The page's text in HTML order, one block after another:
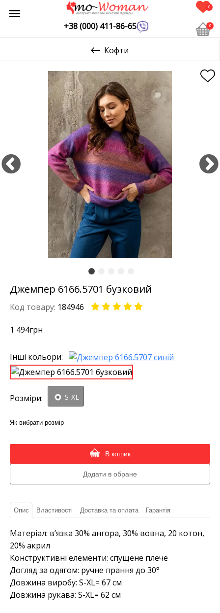
+38 (000) 411-86-65
0
0
Кофти
Джемпер 6166.5701 бузковий
Код товару: 184946
1 494грн
Інші кольори:
Розміри: S-XL
Як вибрати розмір
В кошик
Опис Властивості Доставка та оплата Гарантія
Матеріал: в’язка 30% ангора, 30% вовна, 20 котон,
20% акрил
Конструктивні елементи: спущене плече
Догляд за одягом: ручне прання до 30°
Довжина виробу: S-XL= 67 см
Довжина рукава: S-XL= 62 см